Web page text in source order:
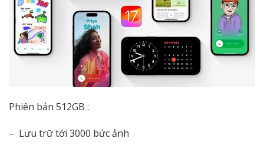
Phiên bản 512GB :
– Lưu trữ tới 3000 bức ảnh